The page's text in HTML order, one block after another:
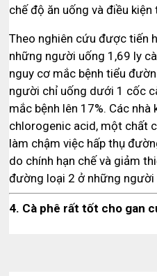
chế độ ăn uống và điều kiện
Theo nghiên cứu được tiến
những người uống 1,69 ly
nguy cơ mắc bệnh tiểu
người chỉ uống dưới 1 cốc
mắc bệnh lên 17%. Các nhà
chlorogenic acid, một chất
làm chậm việc hấp thụ
do chính hạn chế và giảm
đường loại 2 ở những người
4. Cà phê rất tốt cho gan